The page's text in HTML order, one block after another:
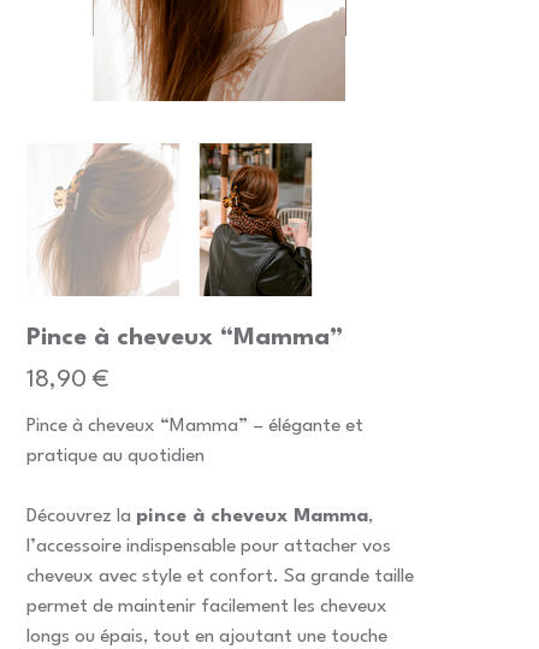
Pince à cheveux “Mamma”
Prix
18,90 €
Pince à cheveux “Mamma” – élégante et
pratique au quotidien
Découvrez la pince à cheveux Mamma,
l’accessoire indispensable pour attacher vos
cheveux avec style et confort. Sa grande taille
permet de maintenir facilement les cheveux
longs ou épais, tout en ajoutant une touche